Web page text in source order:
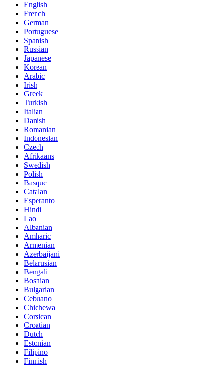
English
French
German
Portuguese
Spanish
Russian
Japanese
Korean
Arabic
Irish
Greek
Turkish
Italian
Danish
Romanian
Indonesian
Czech
Afrikaans
Swedish
Polish
Basque
Catalan
Esperanto
Hindi
Lao
Albanian
Amharic
Armenian
Azerbaijani
Belarusian
Bengali
Bosnian
Bulgarian
Cebuano
Chichewa
Corsican
Croatian
Dutch
Estonian
Filipino
Finnish